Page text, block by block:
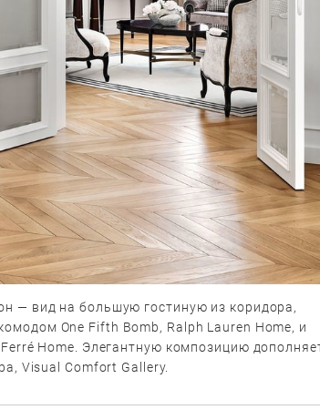
— вид на большую гостиную из коридора,
One Fifth Bomb, Ralph Lauren Home, и
Home. Элегантную композицию
Visual Comfort Gallery.